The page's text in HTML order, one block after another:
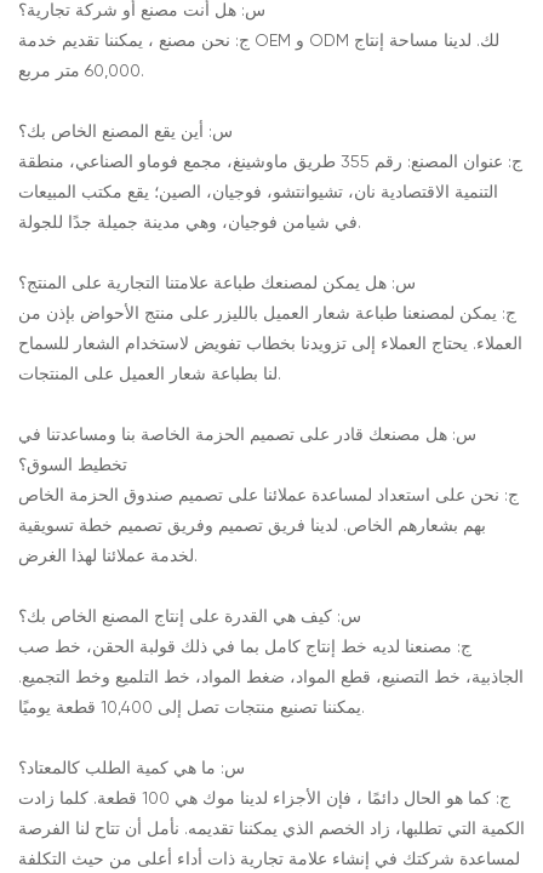
س: هل أنت مصنع أو شركة تجارية؟
ج: نحن مصنع ، يمكننا تقديم خدمة OEM و ODM لك. لدينا مساحة إنتاج
60,000 متر مربع.
س: أين يقع المصنع الخاص بك؟
ج: عنوان المصنع: رقم 355 طريق ماوشينغ، مجمع فوماو الصناعي، منطقة
التنمية الاقتصادية نان، تشيوانتشو، فوجيان، الصين؛ يقع مكتب المبيعات
في شيامن فوجيان، وهي مدينة جميلة جدًا للجولة.
س: هل يمكن لمصنعك طباعة علامتنا التجارية على المنتج؟
ج: يمكن لمصنعنا طباعة شعار العميل بالليزر على منتج الأحواض بإذن من
العملاء. يحتاج العملاء إلى تزويدنا بخطاب تفويض لاستخدام الشعار للسماح
لنا بطباعة شعار العميل على المنتجات.
س: هل مصنعك قادر على تصميم الحزمة الخاصة بنا ومساعدتنا في
تخطيط السوق؟
ج: نحن على استعداد لمساعدة عملائنا على تصميم صندوق الحزمة الخاص
بهم بشعارهم الخاص. لدينا فريق تصميم وفريق تصميم خطة تسويقية
لخدمة عملائنا لهذا الغرض.
س: كيف هي القدرة على إنتاج المصنع الخاص بك؟
ج: مصنعنا لديه خط إنتاج كامل بما في ذلك قولبة الحقن، خط صب
الجاذبية، خط التصنيع، قطع المواد، ضغط المواد، خط التلميع وخط التجميع.
يمكننا تصنيع منتجات تصل إلى 10,400 قطعة يوميًا.
س: ما هي كمية الطلب كالمعتاد؟
ج: كما هو الحال دائمًا ، فإن الأجزاء لدينا موك هي 100 قطعة. كلما زادت
الكمية التي تطلبها، زاد الخصم الذي يمكننا تقديمه. نأمل أن تتاح لنا الفرصة
لمساعدة شركتك في إنشاء علامة تجارية ذات أداء أعلى من حيث التكلفة